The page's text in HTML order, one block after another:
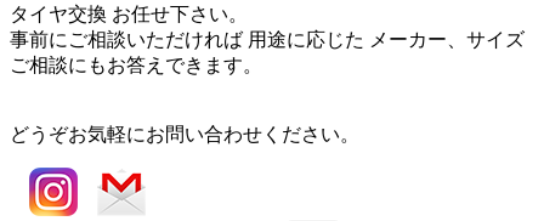
タイヤ交換 お任せ下さい。
事前にご相談いただければ 用途に応じた メーカー、サイズ
ご相談にもお答えできます。
どうぞお気軽にお問い合わせください。